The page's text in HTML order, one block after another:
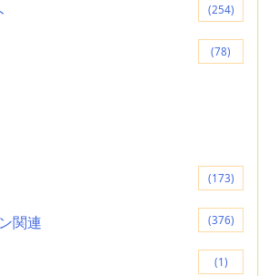
(254)
(78)
(173)
関連 (376)
(1)